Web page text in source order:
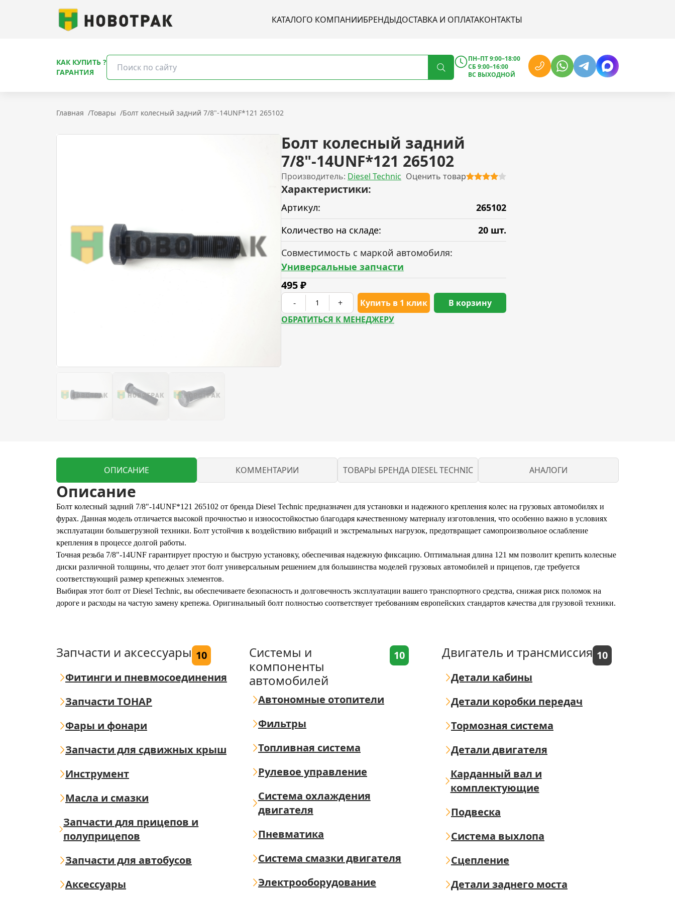
КАТАЛОГО КОМПАНИИБРЕНДЫДОСТАВКА И ОПЛАТАКОНТАКТЫ
КАК КУПИТЬ ?
ГАРАНТИЯ
ПН–ПТ 9:00–18:00
СБ 9:00–16:00
ВС ВЫХОДНОЙ
Главная /Товары /Болт колесный задний 7/8"-14UNF*121 265102
Болт колесный задний
7/8"-14UNF*121 265102
Производитель: Diesel Technic Оценить товар
Характеристики:
Артикул:
265102
Количество на складе:
20 шт.
Совместимость с маркой автомобиля:
Универсальные запчасти
495₽
- + Купить в 1 клик
В корзину
ОБРАТИТЬСЯ К МЕНЕДЖЕРУ
ОПИСАНИЕ КОММЕНТАРИИ ТОВАРЫ БРЕНДА DIESEL TECHNIC АНАЛОГИ
Описание
Болт колесный задний 7/8"-14UNF*121 265102 от бренда Diesel Technic предназначен для установки и надежного крепления колес на грузовых автомобилях и
фурах. Данная модель отличается высокой прочностью и износостойкостью благодаря качественному материалу изготовления, что особенно важно в условиях
эксплуатации большегрузной техники. Болт устойчив к воздействию вибраций и экстремальных нагрузок, предотвращает самопроизвольное ослабление
крепления в процессе долгой работы.
Точная резьба 7/8"-14UNF гарантирует простую и быструю установку, обеспечивая надежную фиксацию. Оптимальная длина 121 мм позволит крепить колесные
диски различной толщины, что делает этот болт универсальным решением для большинства моделей грузовых автомобилей и прицепов, где требуется
соответствующий размер крепежных элементов.
Выбирая этот болт от Diesel Technic, вы обеспечиваете безопасность и долговечность эксплуатации вашего транспортного средства, снижая риск поломок на
дороге и расходы на частую замену крепежа. Оригинальный болт полностью соответствует требованиям европейских стандартов качества для грузовой техники.
Запчасти и аксессуары 10
Фитинги и пневмосоединения
Запчасти ТОНАР
Фары и фонари
Запчасти для сдвижных крыш
Инструмент
Масла и смазки
Запчасти для прицепов и
полуприцепов
Запчасти для автобусов
Аксессуары
Системы и
компоненты
автомобилей
10
Автономные отопители
Фильтры
Топливная система
Рулевое управление
Система охлаждения
двигателя
Пневматика
Система смазки двигателя
Электрооборудование
Двигатель и трансмиссия 10
Детали кабины
Детали коробки передач
Тормозная система
Детали двигателя
Карданный вал и
комплектующие
Подвеска
Система выхлопа
Сцепление
Детали заднего моста